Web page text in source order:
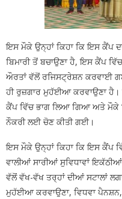
ਇਸ ਮੌਕੇ ਉਨ੍ਹਾਂ ਕਿਹਾ ਕਿ ਇਸ ਕੈਂਪ
ਬਿਮਾਰੀ ਤੋਂ ਬਚਾਉਣਾ ਹੈ, ਇਸ ਕੈਂਪ
ਔਰਤਾਂ ਵੱਲੋਂ ਰਜਿਸਟ੍ਰੇਸ਼ਨ ਕਰਵਾਈ
ਹੀ ਰੁਜ਼ਗਾਰ ਮੁਹੱਈਆ ਕਰਵਾਉਣਾ
ਕੈਂਪ ਵਿੱਚ ਭਾਗ ਲਿਆ ਗਿਆ ਅਤੇ ਮੌਕੇ
ਨੌਕਰੀ ਲਈ ਚੋਣ ਕੀਤੀ ਗਈ।
ਇਸ ਮੌਕੇ ਉਨ੍ਹਾਂ ਕਿਹਾ ਕਿ ਇਸ ਕੈਂਪ
ਵਾਲੀਆਂ ਸਾਰੀਆਂ ਸੁਵਿਧਾਵਾਂ
ਵੱਲੋਂ ਵੱਖ-ਵੱਖ ਤਰ੍ਹਾਂ ਦੀਆਂ ਸਟਾਲਾਂ
ਮੁਹੱਈਆ ਕਰਵਾਉਣਾ, ਵਿਧਵਾ